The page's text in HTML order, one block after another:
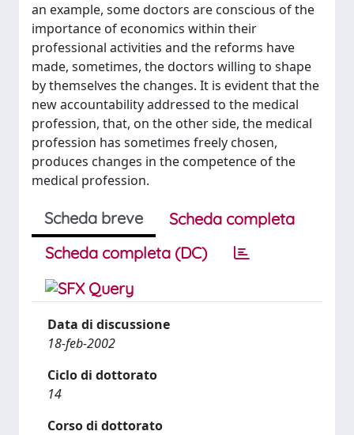
an example, some doctors are conscious of the
importance of economics within their
professional activities and the reforms have
made, sometimes, the doctors willing to shape
by themselves the changes. It is evident that the
new accountability addressed to the medical
profession, that, on the other side, the medical
profession has sometimes freely chosen,
produces changes in the competence of the
medical profession.
Scheda breve
Scheda completa
Scheda completa (DC)
Data di discussione
18-feb-2002
Ciclo di dottorato
14
Corso di dottorato